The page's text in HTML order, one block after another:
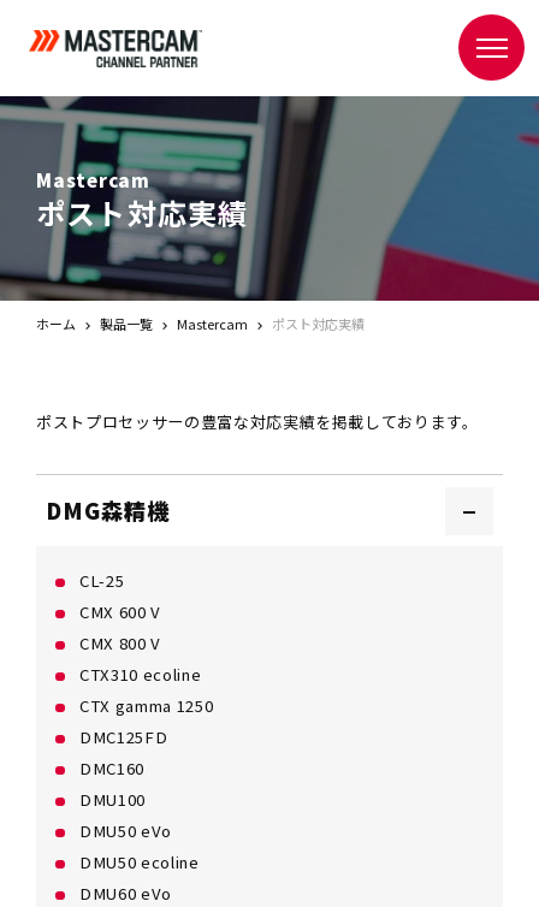
Mastercam
ポスト対応実績
ホーム 製品一覧 Mastercam ポスト対応実績
ポストプロセッサーの豊富な対応実績を掲載しております。
DMG森精機
CL-25
CMX 600 V
CMX 800 V
CTX310 ecoline
CTX gamma 1250
DMC125FD
DMC160
DMU100
DMU50 eVo
DMU50 ecoline
DMU60 eVo